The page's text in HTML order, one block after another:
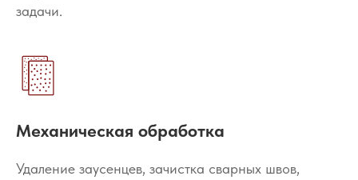
задачи.
Механическая обработка
Удаление заусенцев, зачистка сварных швов,